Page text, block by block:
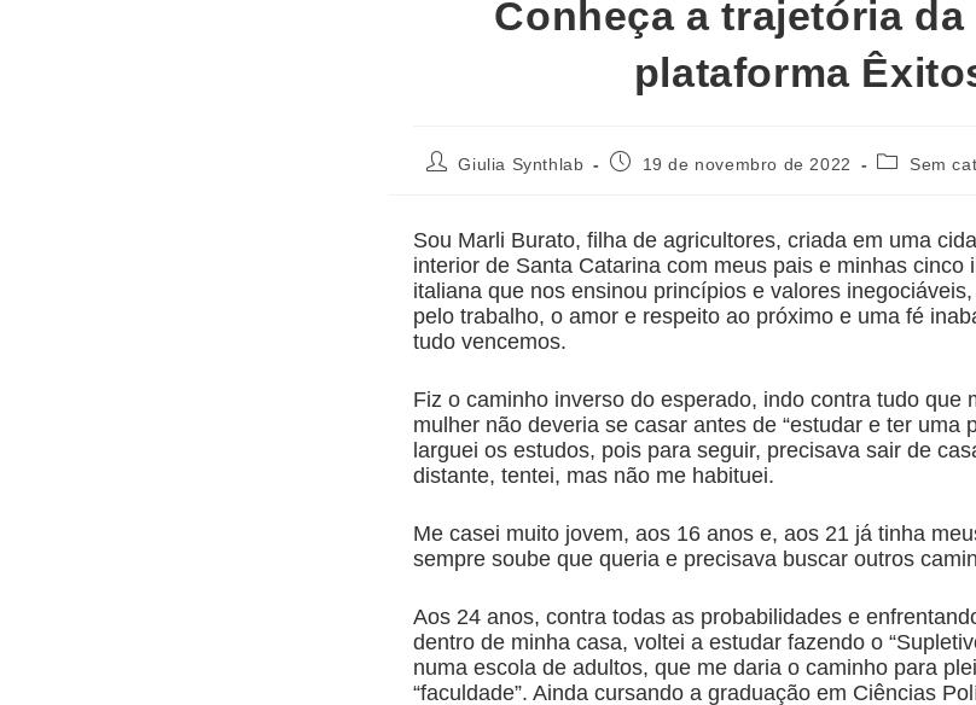
Conheça a trajetória da
plataforma
Giulia Synthlab 19 de novembro de 2022 Sem
Sou Marli Burato, filha de agricultores, criada em uma
interior de Santa Catarina com meus pais e minhas cinco
italiana que nos ensinou princípios e valores
pelo trabalho, o amor e respeito ao próximo e uma fé
tudo vencemos.
Fiz o caminho inverso do esperado, indo contra tudo que
mulher não deveria se casar antes de “estudar e ter uma
larguei os estudos, pois para seguir, precisava sair de
distante, tentei, mas não me habituei.
Me casei muito jovem, aos 16 anos e, aos 21 já tinha
sempre soube que queria e precisava buscar outros
Aos 24 anos, contra todas as probabilidades e
dentro de minha casa, voltei a estudar fazendo o
numa escola de adultos, que me daria o caminho para
“faculdade”. Ainda cursando a graduação em Ciências